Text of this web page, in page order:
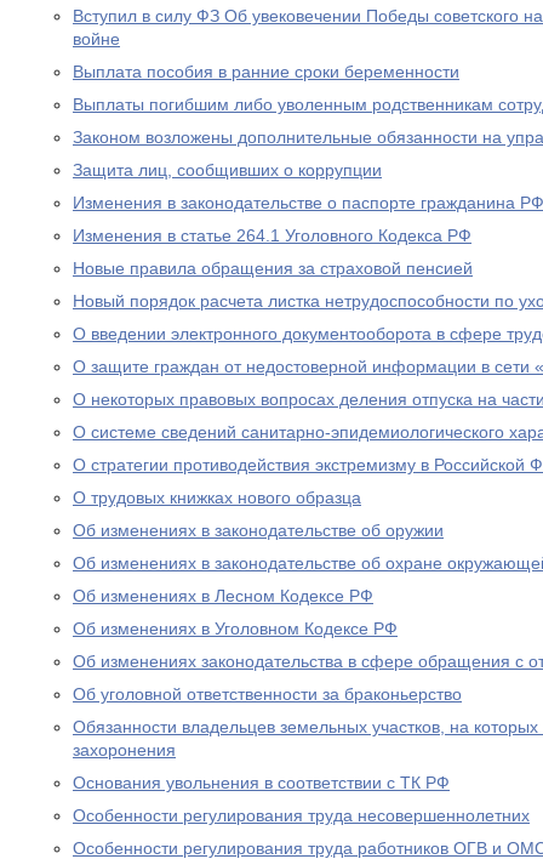
Вступил в силу ФЗ Об увековечении Победы советского
войне
Выплата пособия в ранние сроки беременности
Выплаты погибшим либо уволенным родственникам
Законом возложены дополнительные обязанности на
Защита лиц, сообщивших о коррупции
Изменения в законодательстве о паспорте гражданина РФ
Изменения в статье 264.1 Уголовного Кодекса РФ
Новые правила обращения за страховой пенсией
Новый порядок расчета листка нетрудоспособности по
О введении электронного документооборота в сфере
О защите граждан от недостоверной информации в сети
О некоторых правовых вопросах деления отпуска на
О системе сведений санитарно-эпидемиологического
О стратегии противодействия экстремизму в Российской
О трудовых книжках нового образца
Об изменениях в законодательстве об оружии
Об изменениях в законодательстве об охране
Об изменениях в Лесном Кодексе РФ
Об изменениях в Уголовном Кодексе РФ
Об изменениях законодательства в сфере обращения с
Об уголовной ответственности за браконьерство
Обязанности владельцев земельных участков, на
захоронения
Основания увольнения в соответствии с ТК РФ
Особенности регулирования труда несовершеннолетних
Особенности регулирования труда работников ОГВ и